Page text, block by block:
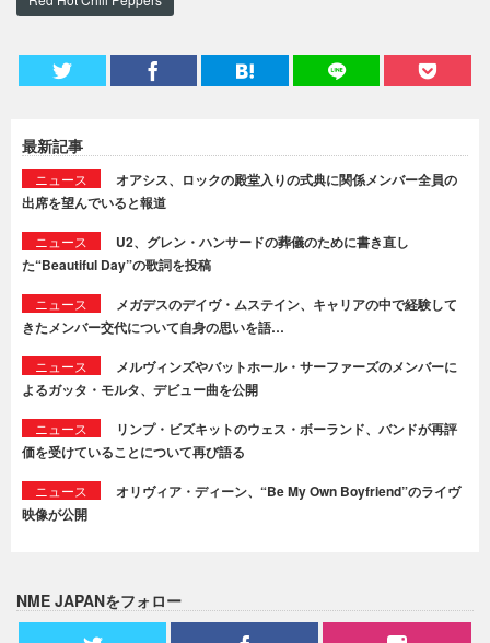
最新記事
ニュース
オアシス、ロックの殿堂入りの式典に関係メンバー全員の
出席を望んでいると報道
ニュース
U2、グレン・ハンサードの葬儀のために書き直し
た“Beautiful Day”の歌詞を投稿
ニュース
メガデスのデイヴ・ムステイン、キャリアの中で経験して
きたメンバー交代について自身の思いを語…
ニュース
メルヴィンズやバットホール・サーファーズのメンバーに
よるガッタ・モルタ、デビュー曲を公開
ニュース
リンプ・ビズキットのウェス・ボーランド、バンドが再評
価を受けていることについて再び語る
ニュース
オリヴィア・ディーン、“Be My Own Boyfriend”のライヴ
映像が公開
NME JAPANをフォロー